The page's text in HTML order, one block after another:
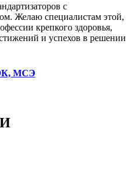
с
Желаю специалистам этой,
крепкого здоровья,
и успехов в решении
МСЭ